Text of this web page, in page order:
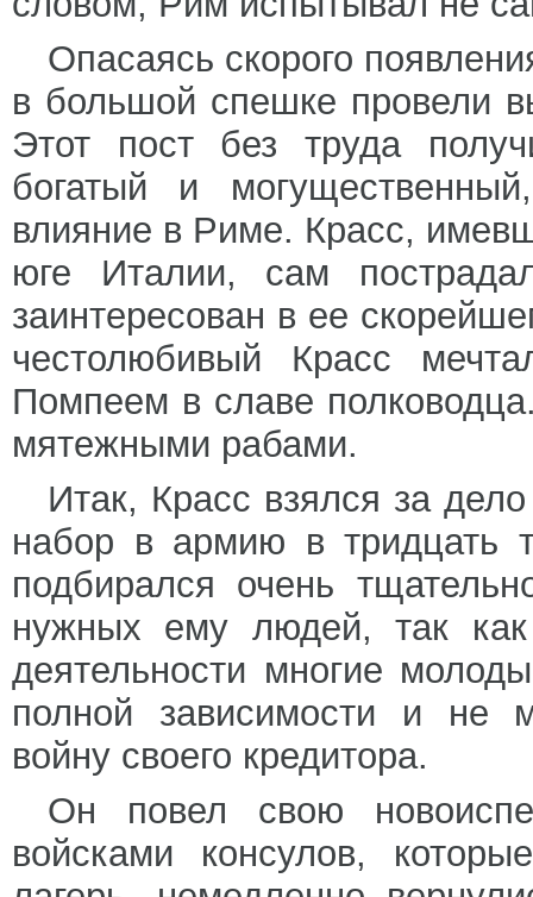
Опасаясь скорого
в большой спешке провели
Этот пост без труда
богатый и
влияние в Риме. Красс,
юге Италии, сам
заинтересован в ее
честолюбивый Красс
Помпеем в славе
мятежными рабами.
Итак, Красс взялся за
набор в армию в тридцать
подбирался очень
нужных ему людей, так как
деятельности многие
полной зависимости и не
войну своего кредитора.
Он повел свою
войсками консулов,